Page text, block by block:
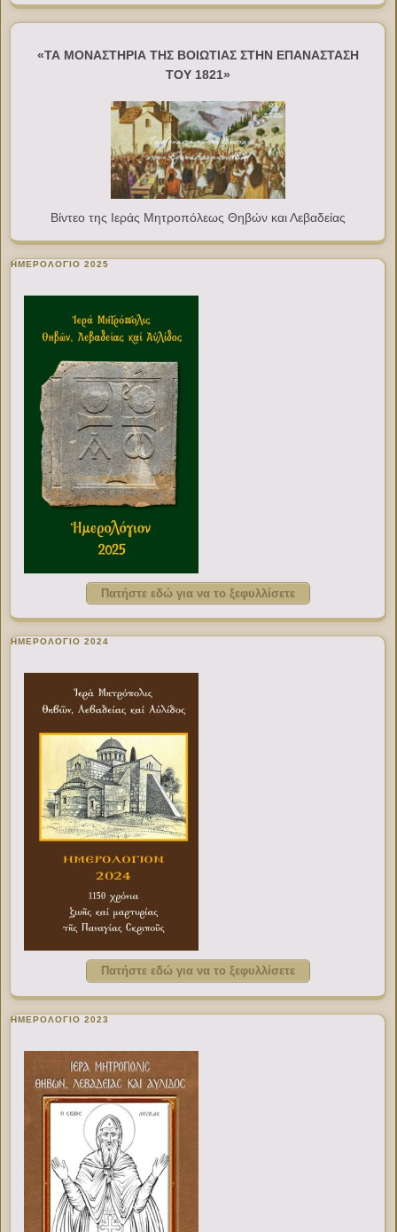
«ΤΑ ΜΟΝΑΣΤΗΡΙΑ ΤΗΣ ΒΟΙΩΤΙΑΣ ΣΤΗΝ ΕΠΑΝΑΣΤΑΣΗ
ΤΟΥ 1821»
Βίντεο της Ιεράς Μητροπόλεως Θηβών και Λεβαδείας
ΗΜΕΡΟΛΟΓΙΟ 2025
Πατήστε εδώ για να το ξεφυλλίσετε
ΗΜΕΡΟΛΟΓΙΟ 2024
Πατήστε εδώ για να το ξεφυλλίσετε
ΗΜΕΡΟΛΟΓΙΟ 2023